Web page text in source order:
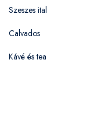
Szeszes ital
Calvados
Kávé és tea